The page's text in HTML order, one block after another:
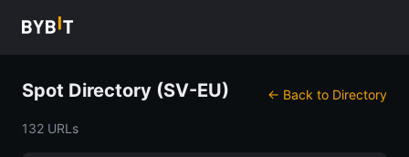
Spot Directory (SV-EU) ← Back to Directory
132 URLs